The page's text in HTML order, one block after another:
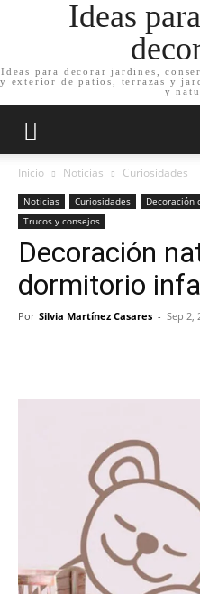
Ideas
Ideas para decorar jardines,
y exterior de patios, terrazas y
y
Inicio Noticias Curiosidades
Noticias Curiosidades Decoración
Trucos y consejos
Decoración
dormitorio
Por Silvia Martínez Casares - Sep 2,